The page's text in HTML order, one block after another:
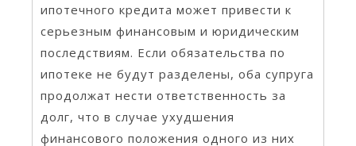
ипотечного кредита может привести к
серьезным финансовым и юридическим
последствиям. Если обязательства по
ипотеке не будут разделены, оба супруга
продолжат нести ответственность за
долг, что в случае ухудшения
финансового положения одного из них